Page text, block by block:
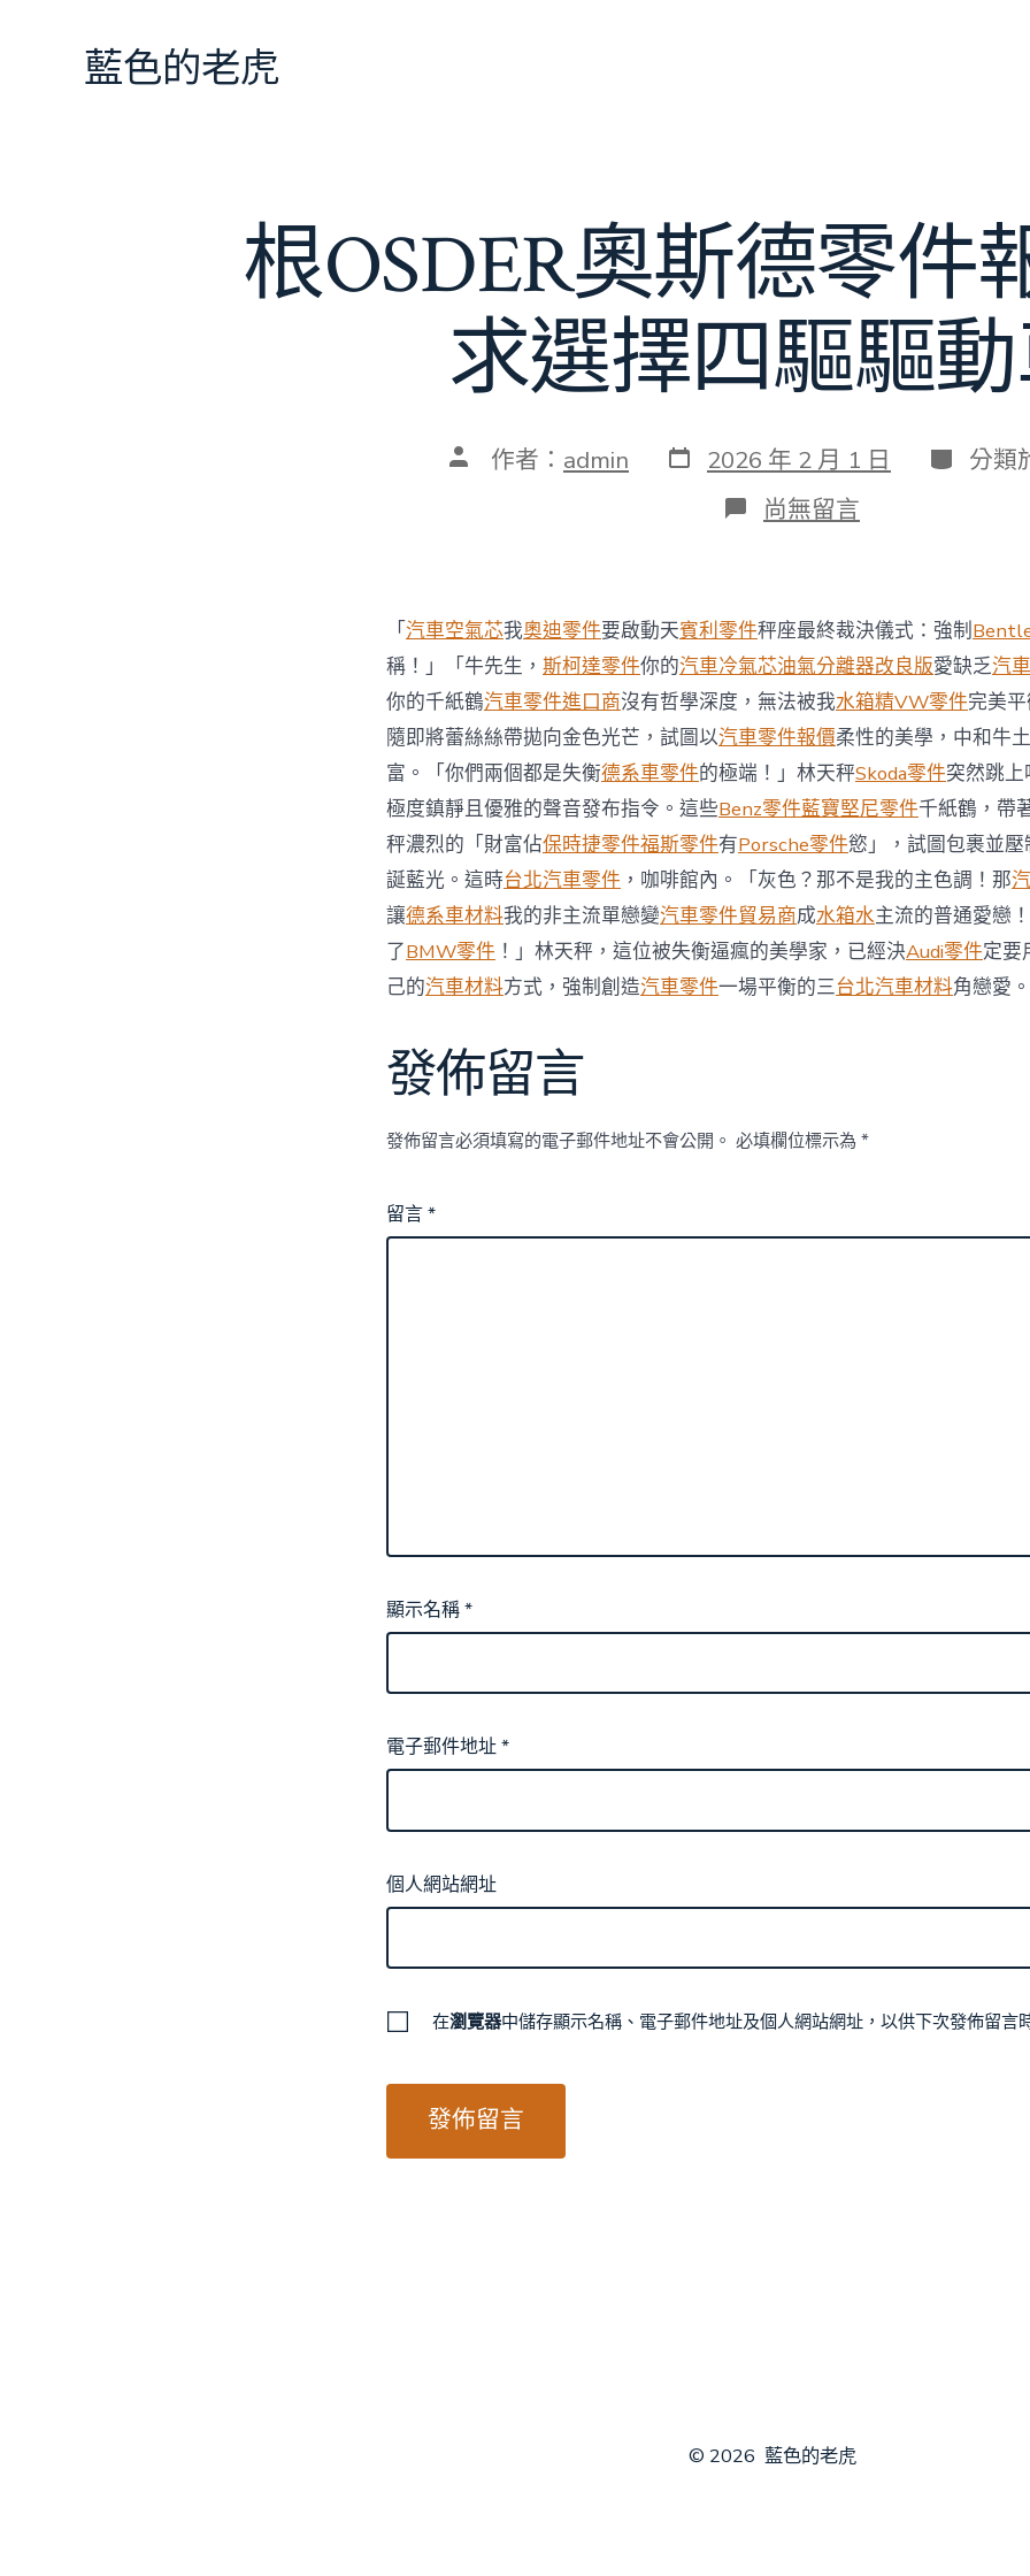
藍色的老虎
根OSDER奧斯德零件
求選擇四驅驅
文 作者： admin 發
表
2026 年 2 月 1 日 分
類
分類
在
〈根
德
零
件
報
價
據
需
求
選
四
驅
驅
動
車〉
中
尚無留言
「汽車空氣芯我奧迪零件要啟動天賓利零件秤座最終裁決儀式：強制
稱！」「牛先生， 斯柯達零件你的汽車冷氣芯油氣分離器改良版愛缺乏汽
你的千紙鶴汽車零件進口商沒有哲學深度，無法被我水箱精VW零件完美
隨即將蕾絲絲帶拋向金色光芒，試圖以汽車零件報價柔性的美學，中和牛
富。「你們兩個都是失衡德系車零件的極端！」林天秤Skoda零件突然跳
極度鎮靜且優雅的聲音發布指令。這些Benz零件藍寶堅尼零件千紙鶴，帶
秤濃烈的「財富佔保時捷零件福斯零件有Porsche零件慾」，試圖包裹並
誕藍光。這時台北汽車零件 ，咖啡館內。「灰色？那不是我的主色調！那
讓德系車材料我的非主流單戀變汽車零件貿易商成水箱水主流的普通愛戀
了BMW零件 ！」林天秤，這位被失衡逼瘋的美學家，已經決Audi零件定要
己的汽車材料方式，強制創造汽車零件一場平衡的三台北汽車材料角戀愛。
發佈留言
發佈留言必須填寫的電子郵件地址不會公開。 必填欄位標示為 *
留言*
顯示名稱*
電子郵件地址*
個人網站網址
在瀏覽器中儲存顯示名稱、電子郵件地址及個人網站網址，以供下次發佈留言
© 2026 藍色的老虎